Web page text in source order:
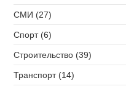
СМИ (27)
Спорт (6)
Строительство (39)
Транспорт (14)